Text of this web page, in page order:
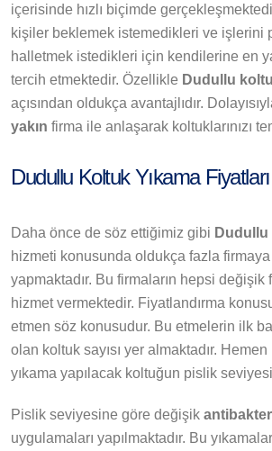
içerisinde hızlı biçimde
kişiler beklemek istemedikleri ve işlerini
halletmek istedikleri için kendilerine en
tercih etmektedir. Özellikle Dudullu
açısından oldukça avantajlıdır.
yakın firma ile anlaşarak koltuklarınızı
Dudullu Koltuk Yıkama Fiyatları
Daha önce de söz ettiğimiz gibi Dudullu
hizmeti konusunda oldukça fazla
yapmaktadır. Bu firmaların hepsi değişik
hizmet vermektedir. Fiyatlandırma
etmen söz konusudur. Bu etmelerin ilk
olan koltuk sayısı yer almaktadır.
yıkama yapılacak koltuğun pislik
Pislik seviyesine göre değişik
uygulamaları yapılmaktadır. Bu